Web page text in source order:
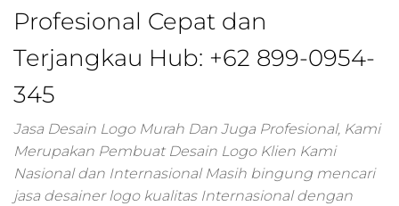
media,promosi
smm,media
digital,jasa digital
marketing
terbaik,marketing
Profesional Cepat dan
Terjangkau Hub: +62 899-0954-
345
Jasa Desain Logo Murah Dan Juga Profesional, Kami
Merupakan Pembuat Desain Logo Klien Kami
Nasional dan Internasional Masih bingung mencari
jasa desainer logo kualitas Internasional dengan